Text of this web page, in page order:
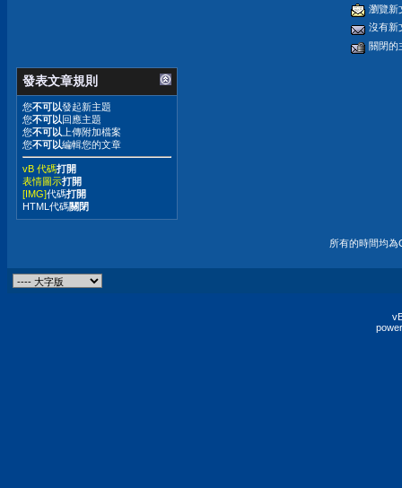
瀏覽新
沒有新
關閉的
發表文章規則
您不可以發起新主題
您不可以回應主題
您不可以 上傳附加檔案
您不可以編輯您的文章
vB 代碼打開
表情圖示打開
[IMG]代碼打開
HTML代碼關閉
所有的時間均為